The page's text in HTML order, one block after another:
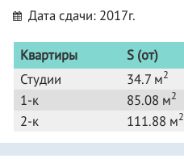
Дата сдачи: 2017г.
Квартиры S (от)
Студии
34.7 м2
1-к 85.08 м2
2-к 111.88 м2